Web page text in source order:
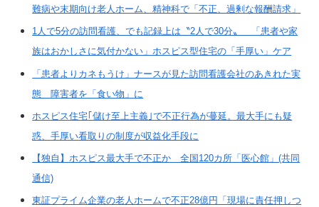
難病や末期向け老人ホーム、精神科で「不正、過剰な報酬請求」
1人で5分の訪問看護、でも記録上は〝2人で30分〟 「患者や家
族はおかしさに気付かない」ホスピス型住宅の「手厚い」ケア
「患者よりカネもうけ」ナースが見た訪問看護会社のあきれた実
態 障害者を「食い物」に
ホスピス住宅｢儲け至上主義｣で不正行為が蔓延。最大手にも疑
惑、手厚い看取りの制度が収益化手段に
【独自】ホスピス最大手で不正か 全国120カ所「医心館」(共同
通信)
東証プライム企業の老人ホームで不正28億円「現場に責任押しつ